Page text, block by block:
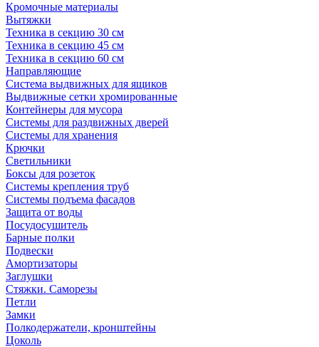
Кромочные материалы
Вытяжки
Техника в секцию 30 см
Техника в секцию 45 см
Техника в секцию 60 см
Направляющие
Система выдвижных для ящиков
Выдвижные сетки хромированные
Контейнеры для мусора
Системы для раздвижных дверей
Системы для хранения
Крючки
Светильники
Боксы для розеток
Системы крепления труб
Системы подъема фасадов
Защита от воды
Посудосушитель
Барные полки
Подвески
Амортизаторы
Заглушки
Стяжки. Саморезы
Петли
Замки
Полкодержатели, кронштейны
Цоколь